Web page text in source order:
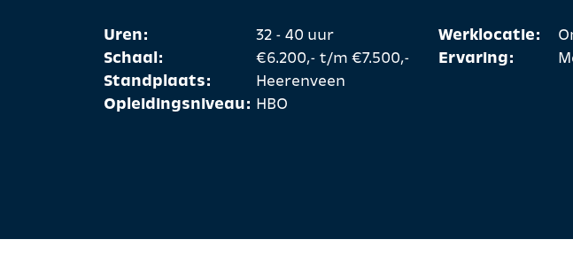
Uren:
32 - 40 uur
Schaal:
€6.200,- t/m €7.500,-
Standplaats:
Heerenveen
Opleidingsniveau: HBO
Werklocatie:
Ervaring: